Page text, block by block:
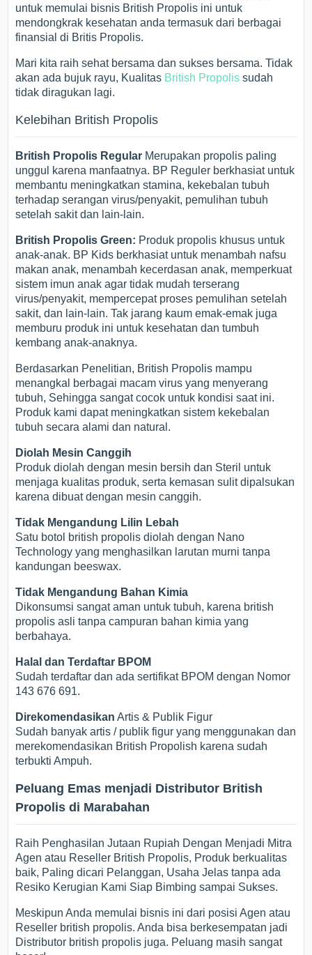
untuk memulai bisnis British Propolis ini untuk
mendongkrak kesehatan anda termasuk dari berbagai
finansial di Britis Propolis.
Mari kita raih sehat bersama dan sukses bersama. Tidak
akan ada bujuk rayu, Kualitas British Propolis sudah
tidak diragukan lagi.
Kelebihan British Propolis
British Propolis Regular Merupakan propolis paling
unggul karena manfaatnya. BP Reguler berkhasiat untuk
membantu meningkatkan stamina, kekebalan tubuh
terhadap serangan virus/penyakit, pemulihan tubuh
setelah sakit dan lain-lain.
British Propolis Green: Produk propolis khusus untuk
anak-anak. BP Kids berkhasiat untuk menambah nafsu
makan anak, menambah kecerdasan anak, memperkuat
sistem imun anak agar tidak mudah terserang
virus/penyakit, mempercepat proses pemulihan setelah
sakit, dan lain-lain. Tak jarang kaum emak-emak juga
memburu produk ini untuk kesehatan dan tumbuh
kembang anak-anaknya.
Berdasarkan Penelitian, British Propolis mampu
menangkal berbagai macam virus yang menyerang
tubuh, Sehingga sangat cocok untuk kondisi saat ini.
Produk kami dapat meningkatkan sistem kekebalan
tubuh secara alami dan natural.
Diolah Mesin Canggih
Produk diolah dengan mesin bersih dan Steril untuk
menjaga kualitas produk, serta kemasan sulit dipalsukan
karena dibuat dengan mesin canggih.
Tidak Mengandung Lilin Lebah
Satu botol british propolis diolah dengan Nano
Technology yang menghasilkan larutan murni tanpa
kandungan beeswax.
Tidak Mengandung Bahan Kimia
Dikonsumsi sangat aman untuk tubuh, karena british
propolis asli tanpa campuran bahan kimia yang
berbahaya.
Halal dan Terdaftar BPOM
Sudah terdaftar dan ada sertifikat BPOM dengan Nomor
143 676 691.
Direkomendasikan Artis & Publik Figur
Sudah banyak artis / publik figur yang menggunakan dan
merekomendasikan British Propolish karena sudah
terbukti Ampuh.
Peluang Emas menjadi Distributor British
Propolis di Marabahan
Raih Penghasilan Jutaan Rupiah Dengan Menjadi Mitra
Agen atau Reseller British Propolis, Produk berkualitas
baik, Paling dicari Pelanggan, Usaha Jelas tanpa ada
Resiko Kerugian Kami Siap Bimbing sampai Sukses.
Meskipun Anda memulai bisnis ini dari posisi Agen atau
Reseller british propolis. Anda bisa berkesempatan jadi
Distributor british propolis juga. Peluang masih sangat